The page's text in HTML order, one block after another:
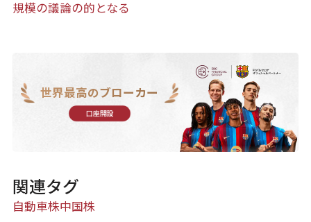
規模の議論の的となる
世界最高のブローカー
口座開設
関連タグ
自動車株中国株